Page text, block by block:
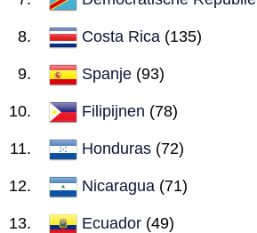
Costa Rica (135)
Spanje (93)
Filipijnen (78)
Honduras (72)
Nicaragua (71)
Ecuador (49)